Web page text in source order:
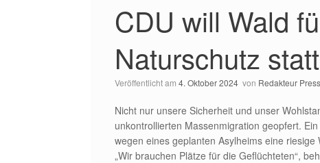
CDU will Wald
Naturschutz
Veröffentlicht am 4. Oktober 2024 von Redakteur
Nicht nur unsere Sicherheit und unser
unkontrollierten Massenmigration geopfert.
wegen eines geplanten Asylheims eine
„Wir brauchen Plätze für die Geflüchteten“,